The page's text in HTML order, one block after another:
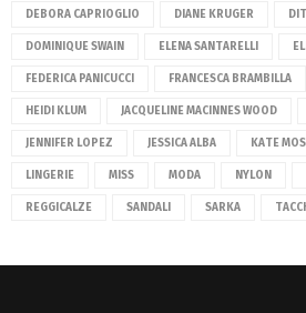
DEBORA CAPRIOGLIO DIANE KRUGER
DOMINIQUE SWAIN ELENA SANTARELLI
FEDERICA PANICUCCI FRANCESCA BRAMBILLA
HEIDI KLUM JACQUELINE MACINNES WOOD
JENNIFER LOPEZ JESSICA ALBA KATE
LINGERIE MISS MODA NYLON
REGGICALZE SANDALI SARKA